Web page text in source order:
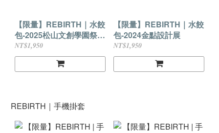
【限量】REBIRTH｜水餃
包-2025松山文創學園祭
逐光啟程
NT$1,950
【限量】REBIRTH｜水餃
包-2024金點設計展
NT$1,950
REBIRTH｜手機掛套